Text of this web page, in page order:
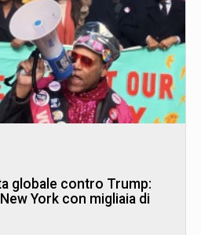
globale contro Trump:
York con migliaia di